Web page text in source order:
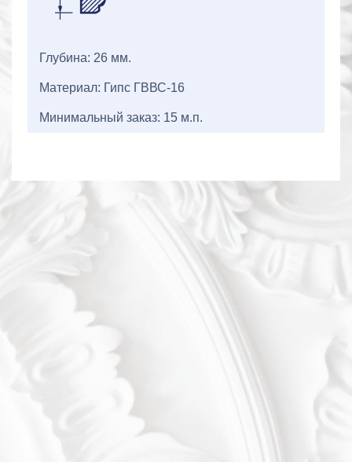
Глубина: 26 мм.
Материал: Гипс ГВВС-16
Минимальный заказ: 15 м.п.